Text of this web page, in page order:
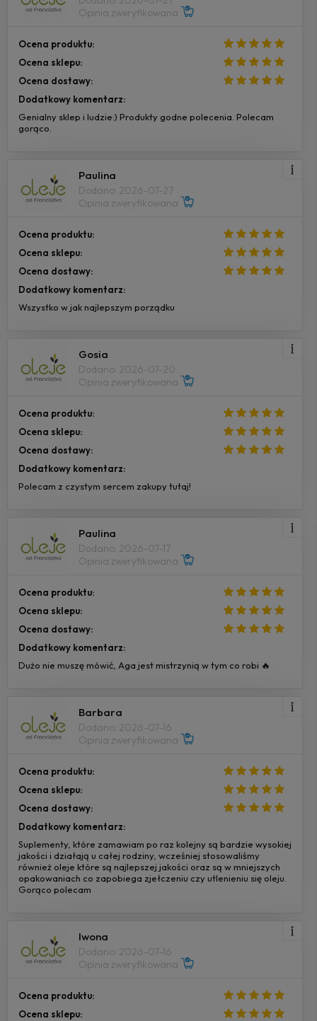
Opinia zweryfikowana
Ocena produktu:
Ocena sklepu:
Ocena dostawy:
Dodatkowy komentarz:
Genialny sklep i ludzie:) Produkty godne polecenia. Polecam
gorąco.
Paulina
Dodano: 2026-07-27
Opinia zweryfikowana
Ocena produktu:
Ocena sklepu:
Ocena dostawy:
Dodatkowy komentarz:
Wszystko w jak najlepszym porządku
Gosia
Dodano: 2026-07-20
Opinia zweryfikowana
Ocena produktu:
Ocena sklepu:
Ocena dostawy:
Dodatkowy komentarz:
Polecam z czystym sercem zakupy tutaj!
Paulina
Dodano: 2026-07-17
Opinia zweryfikowana
Ocena produktu:
Ocena sklepu:
Ocena dostawy:
Dodatkowy komentarz:
Dużo nie muszę mówić, Aga jest mistrzynią w tym co robi 🔥
Barbara
Dodano: 2026-07-16
Opinia zweryfikowana
Ocena produktu:
Ocena sklepu:
Ocena dostawy:
Dodatkowy komentarz:
Suplementy, które zamawiam po raz kolejny są bardzie wysokiej
jakości i działają u całej rodziny, wcześniej stosowaliśmy
również oleje które są najlepszej jakości oraz są w mniejszych
opakowaniach co zapobiega zjełczeniu czy utlenieniu się oleju.
Gorąco polecam
Iwona
Dodano: 2026-07-16
Opinia zweryfikowana
Ocena produktu:
Ocena sklepu: